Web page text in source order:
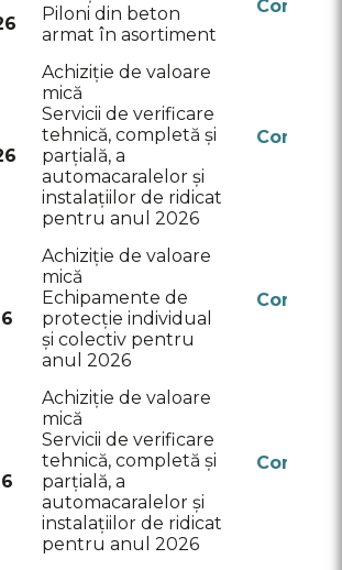
Piloni din beton
armat în asortiment
Conform
Achiziție de valoare
mică
Servicii de verificare
tehnică, completă și
parțială, a
automacaralelor și
instalațiilor de ridicat
pentru anul 2026
Conform
Achiziție de valoare
mică
Echipamente de
protecție individual
și colectiv pentru
anul 2026
Conform
Achiziție de valoare
mică
Servicii de verificare
tehnică, completă și
parțială, a
automacaralelor și
instalațiilor de ridicat
pentru anul 2026
Conform